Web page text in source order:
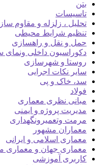
بتن
تاسیسات
تحلیل ، زلزله و مقاوم
تنظیم شرایط محیطی
حمل و نقل و راهسازی
دکوراسیون داخلی ونمای
روستا و شهرسازی
سایر نکات اجرایی
سد، خاک و پی
فولاد
مبانی نظری معماری
مدیریت پروژه و ایمنی
مرمت وتعمیرونگهداری
معماران مشهور
معماری اسلامی و ایرانی
معماری جهان و معماری
کاربری آموزشی